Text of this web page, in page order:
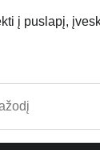
į puslapį,